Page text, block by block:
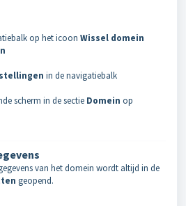
op het icoon Wissel domein
in de navigatiebalk
scherm in de sectie Domein op
van het domein wordt altijd in de
geopend.